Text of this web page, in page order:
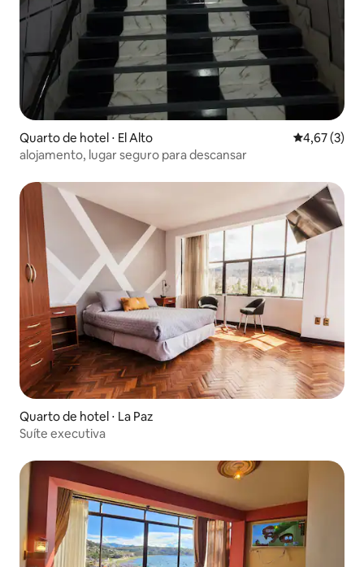
Quarto de hotel ⋅ El Alto 4,67 de
4,67 (3)
alojamento, lugar seguro para descansar
Quarto de hotel ⋅ La Paz
Suíte executiva